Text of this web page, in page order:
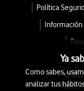
Política
©
Avda.
Ya
Como sabes,
analizar tus